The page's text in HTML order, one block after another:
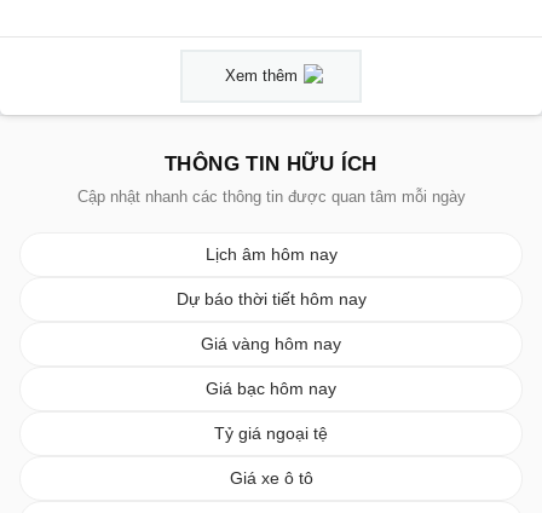
Xem thêm
THÔNG TIN HỮU ÍCH
Cập nhật nhanh các thông tin được quan tâm mỗi ngày
Lịch âm hôm nay
Dự báo thời tiết hôm nay
Giá vàng hôm nay
Giá bạc hôm nay
Tỷ giá ngoại tệ
Giá xe ô tô